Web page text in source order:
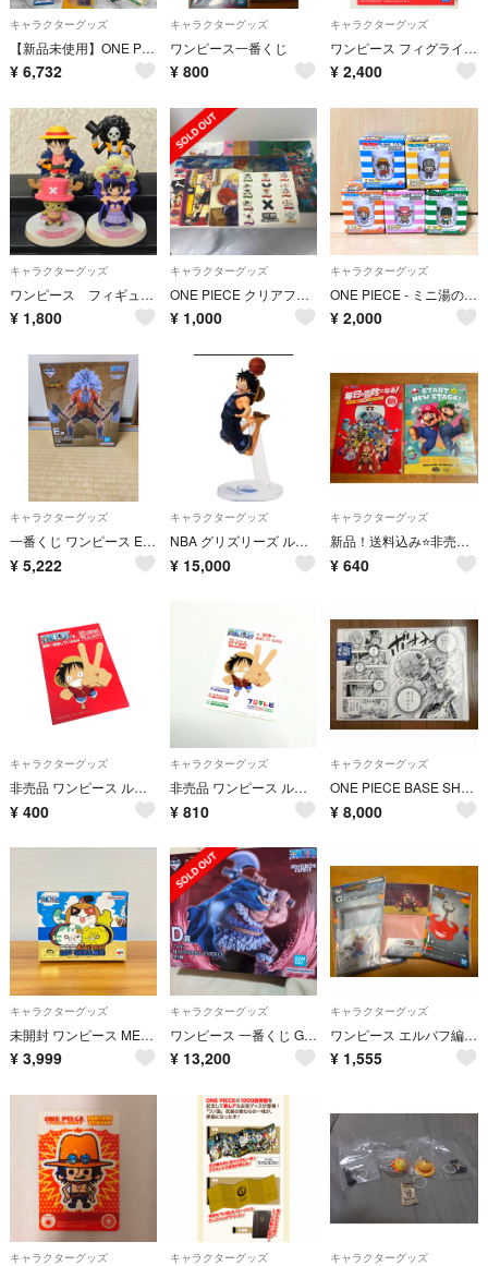
キャラクターグッズ
【新品未使用】ONE PIECE 一番くじ CARD GAME ラストワン C賞 G賞 H賞 I賞 5種セット
¥ 6,732
キャラクターグッズ
ワンピース一番くじ
¥ 800
キャラクターグッズ
ワンピース フィグライフ! モンキー・D・ルフィ-ギア5-vol.2 SPECIAL ver.
¥ 2,400
キャラクターグッズ
ワンピース フィギュア ルフィ チョッパー ロビン ブルック 4点セット
¥ 1,800
キャラクターグッズ
ONE PIECE クリアファイルとビジュアルクリアプレートとパッドダス➕おまけ
¥ 1,000
キャラクターグッズ
ONE PIECE - ミニ湯のみコレクション 5個セット
¥ 2,000
キャラクターグッズ
一番くじ ワンピース E賞 スコッパー・ギャバン フィギュア
¥ 5,222
キャラクターグッズ
NBA グリズリーズ ルフィ ワンピースベースショップ カード フィギュア ワーコレ
¥ 15,000
キャラクターグッズ
新品！送料込み⭐️非売品 スーパーマリオ ワンピース A4クリアファイル 2枚セット
¥ 640
キャラクターグッズ
非売品 ワンピース ルフィ A5ノート
¥ 400
キャラクターグッズ
非売品 ワンピース ルフィ 大きめシール
¥ 810
キャラクターグッズ
ONE PIECE BASE SHOP ALL PAGE 6枚セット
¥ 8,000
キャラクターグッズ
未開封 ワンピース MEGA CAT PROJECT ニャンピースニャーン!
¥ 3,999
キャラクターグッズ
ワンピース 一番くじ GIANT BASH!! D賞 ブロギー
¥ 13,200
キャラクターグッズ
ワンピース エルバフ編2 一番くじ ルフィ G賞H賞I賞
¥ 1,555
キャラクターグッズ キャラクターグッズ キャラクターグッズ